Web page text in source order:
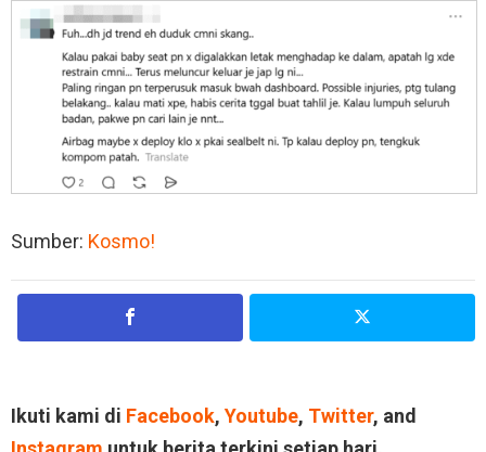
Sumber: Kosmo!
Ikuti kami di Facebook, Youtube, Twitter, and